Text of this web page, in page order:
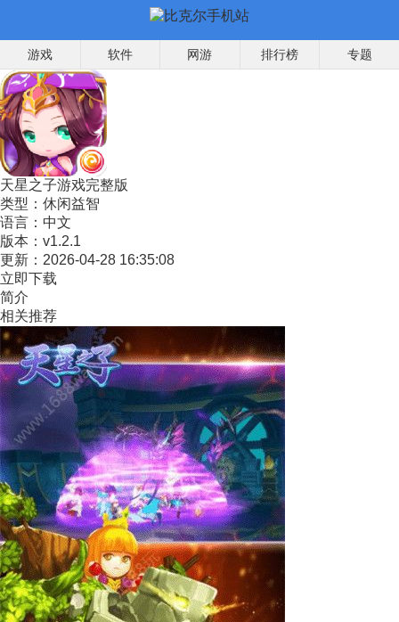
游戏 软件 网游 排行榜 专题
天星之子游戏完整版
类型： 休闲益智
语言： 中文
版本： v1.2.1
更新： 2026-04-28 16:35:08
立即下载
简介
相关推荐